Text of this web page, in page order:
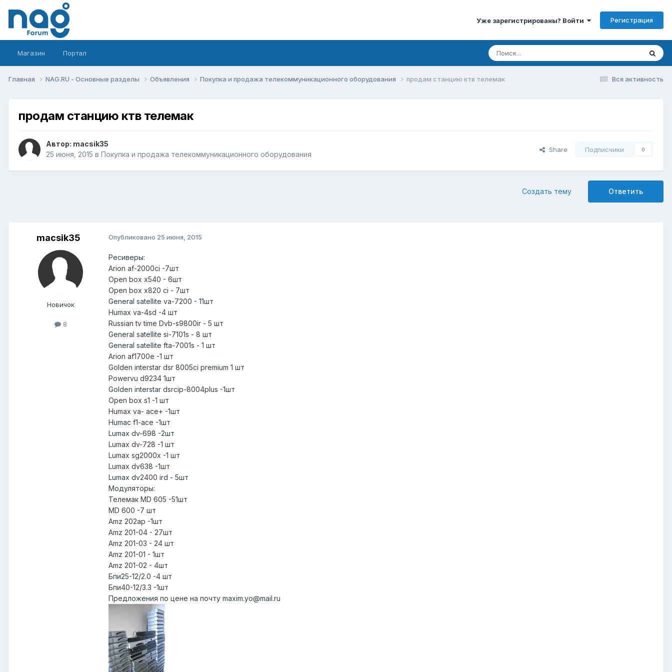
Уже зарегистрированы? Войти Регистрация
Магазин Портал
Вся активность
Главная NAG.RU - Основные разделы Объявления Покупка и продажа телекоммуникационного оборудования продам станцию ктв телемак
продам станцию ктв телемак
Автор: macsik35
25 июня, 2015 в Покупка и продажа телекоммуникационного оборудования
Share Подписчики 0
Ответить
Создать тему
macsik35
Новичок
8
Опубликовано 25 июня, 2015
Ресиверы:
Arion af-2000ci -7шт
Open box x540 - 6шт
Open box x820 ci - 7шт
General satellite va-7200 - 11шт
Humax va-4sd -4 шт
Russian tv time Dvb-s9800ir - 5 шт
General satellite si-7101s - 8 шт
General satellite fta-7001s - 1 шт
Arion af1700e -1 шт
Golden interstar dsr 8005ci premium 1 шт
Powervu d9234 1шт
Golden interstar dsrcip-8004plus -1шт
Open box s1 -1 шт
Humax va- ace+ -1шт
Humac f1-ace -1шт
Lumax dv-698 -2шт
Lumax dv-728 -1 шт
Lumax sg2000x -1 шт
Lumax dv638 -1шт
Lumax dv2400 ird - 5шт
Модуляторы:
Телемак MD 605 -51шт
MD 600 -7 шт
Amz 202ap -1шт
Amz 201-04 - 27шт
Amz 201-03 - 24 шт
Amz 201-01 - 1шт
Amz 201-02 - 4шт
Бпи25-12/2.0 -4 шт
Бпи40-12/3.3 -1шт
Предложения по цене на почту maxim.yo@mail.ru